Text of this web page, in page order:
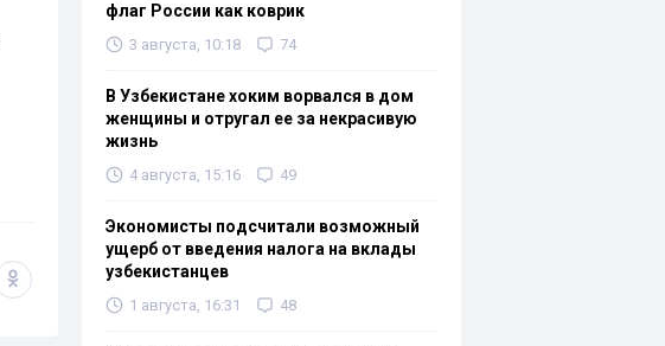
флаг России как коврик
3 августа, 10:18 74
В Узбекистане хоким ворвался в дом
женщины и отругал ее за некрасивую
жизнь
4 августа, 15:16 49
Экономисты подсчитали возможный
ущерб от введения налога на вклады
узбекистанцев
1 августа, 16:31 48